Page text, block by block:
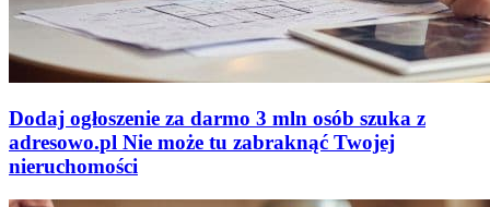
Dodaj ogłoszenie za darmo 3 mln osób szuka z
adresowo.pl Nie może tu zabraknąć Twojej
nieruchomości